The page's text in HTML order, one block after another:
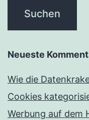
Neueste
Wie die
Cookies
Werbung auf dem